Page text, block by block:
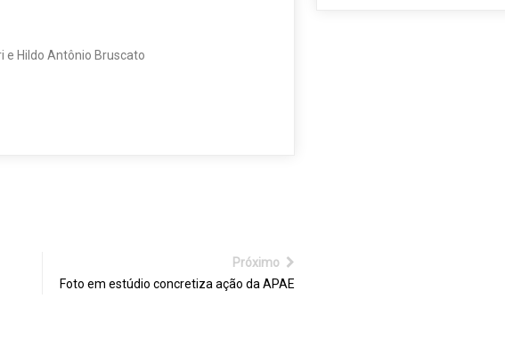
e Hildo Antônio Bruscato
Próximo
Foto em estúdio concretiza ação da APAE